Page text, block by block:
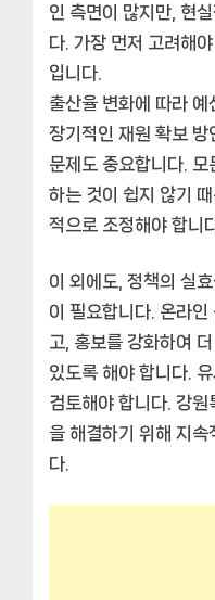
인 측면이 많지만, 현
다. 가장 먼저 고려해
입니다.
출산율 변화에 따라 예
장기적인 재원 확보 방
문제도 중요합니다.
하는 것이 쉽지 않기
적으로 조정해야 합니
이 외에도, 정책의 실
이 필요합니다. 온라
고, 홍보를 강화하여
있도록 해야 합니다.
검토해야 합니다. 강
을 해결하기 위해 지속
다.